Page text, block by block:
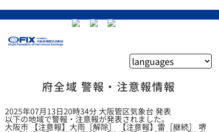
府全域 警報・注意報情報
2025年07月13日20時34分 大阪管区気象台 発表
以下の地域で警報・注意報が発表されました。
大阪市 【注意報】大雨［解除］ 【注意報】雷［継続］ 堺